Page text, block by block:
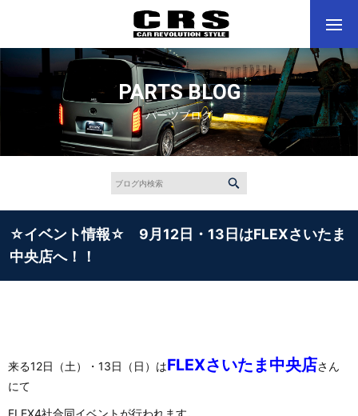
PARTS BLOG
パーツブログ
☆イベント情報☆ 9月12日・13日はFLEXさいたま
中央店へ！！
来る12日（土）・13日（日）はFLEXさいたま中央店さん
にて